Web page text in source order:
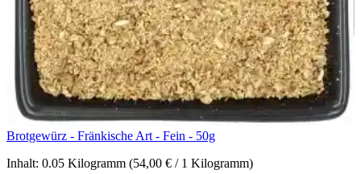
Brotgewürz - Fränkische Art - Fein - 50g
Inhalt: 0.05 Kilogramm (54,00 € / 1 Kilogramm)